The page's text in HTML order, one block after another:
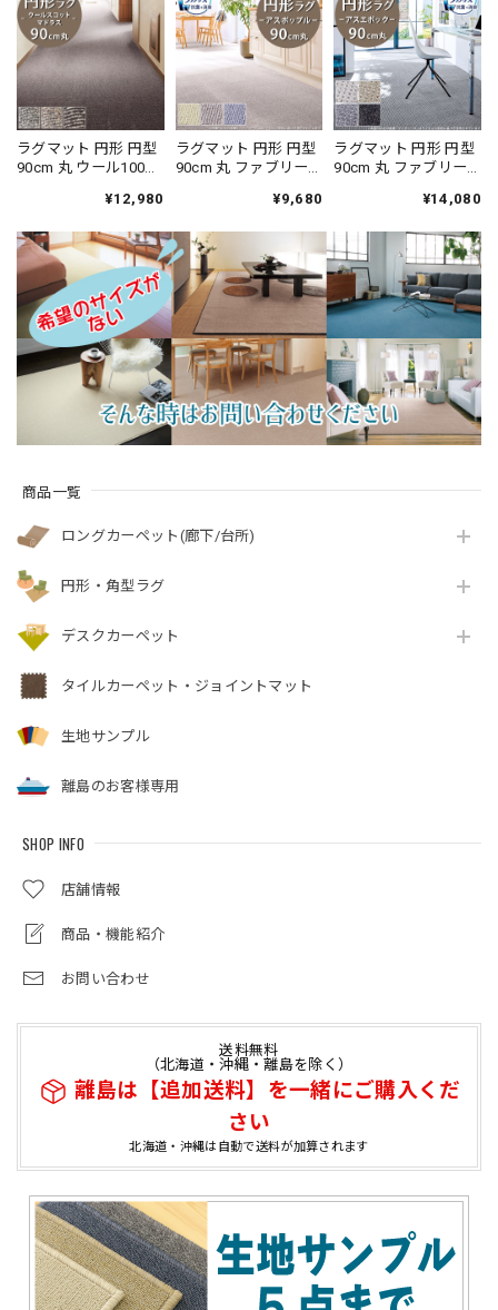
商品一覧
ロングカーペット(廊下/台所)
円形・角型ラグ
デスクカーペット
タイルカーペット・ジョイントマット
生地サンプル
離島のお客様専用
SHOP INFO
店舗情報
商品・機能紹介
お問い合わせ
送料無料
（北海道・沖縄・離島を除く）
離島は【追加送料】を一緒にご購入くだ
さい
北海道・沖縄は自動で送料が加算されます
ラグマット 円形 円型
90cm 丸 ウール100％
オイを365日サイクル
レッシュ®2」スミノ
エ 消臭カーペット 全
3色 防炎ラベル付『ウ
ールスコット マドラ
ス/WS-M』
¥12,980
ラグマット 円形 円型
90cm 丸 ファブリー
＋抗菌」のダブル効
を90％以上カット！
インテリアコーディ
ネートしやすいシン
プルな無地ループタ
イプ 全3色 防炎ラベ
ル付『アスポップ
ル/PPL』
¥9,680
ラグマット 円形 円型
90cm 丸 ファブリー
＋抗菌」のダブル効
を90％以上カット！
シックな濃淡カラー
の杢調 ドットデザイ
ン 全4色 防炎ラベル
付『アスエポッ
ク/EPC』
¥14,080